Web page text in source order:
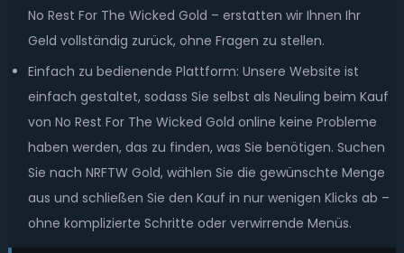
No Rest For The Wicked Gold – erstatten wir Ihnen Ihr
Geld vollständig zurück, ohne Fragen zu stellen.
Einfach zu bedienende Plattform: Unsere Website ist
einfach gestaltet, sodass Sie selbst als Neuling beim Kauf
von No Rest For The Wicked Gold online keine Probleme
haben werden, das zu finden, was Sie benötigen. Suchen
Sie nach NRFTW Gold, wählen Sie die gewünschte Menge
aus und schließen Sie den Kauf in nur wenigen Klicks ab –
ohne komplizierte Schritte oder verwirrende Menüs.